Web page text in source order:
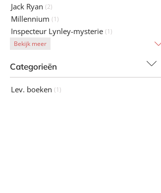
Jack Ryan (2)
Millennium (1)
Inspecteur Lynley-mysterie (1)
Bekijk meer
Categorieën
Lev. boeken (1)